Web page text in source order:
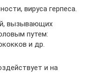
вируса герпеса.
вызывающих
путем:
и др.
и на